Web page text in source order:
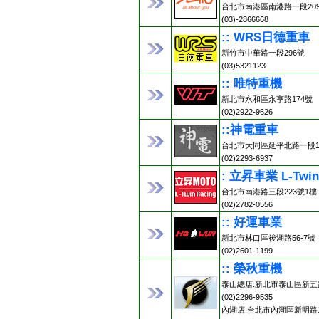
台北市南港區南港路一段
(03)-2866668
:: WRS日德重車
新竹市中華路一段296號
(03)5321123
:: 唯特重機
新北市永和區永亨路174號
(02)2922-9626
::神電重車
台北市大同區延平北路一段
(02)2293-6937
: 立昇車業 L-Twin
台北市南港路三段223號1樓
(02)2782-0556
:: 好運車業
新北市林口區後湖路56-7號
(02)2601-1199
:: 榮秋重機
泰山總店:新北市泰山區新
(02)2296-9535
內湖店:台北市內湖區新明